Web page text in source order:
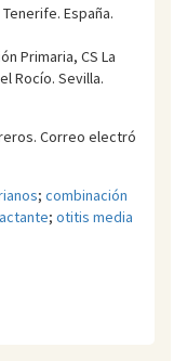
Tenerife. España.
Primaria, CS La
Rocí­o. Sevilla.
Correo electró
; combinación
; otitis media